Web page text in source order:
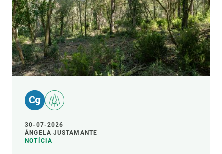
30-07-2026
ÁNGELA JUSTAMANTE
NOTÍCIA